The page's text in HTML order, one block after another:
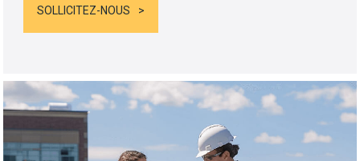
SOLLICITEZ-NOUS